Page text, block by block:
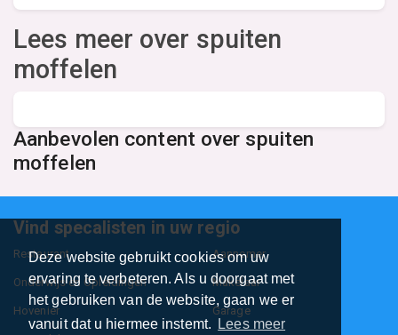
Deze website gebruikt cookies om uw
ervaring te verbeteren. Als u doorgaat met
het gebruiken van de website, gaan we er
vanuit dat u hiermee instemt.
Lees meer
Lees meer over spuiten
moffelen
Aanbevolen content over spuiten
moffelen
Vind specalisten in uw regio
Restaurant Aannemer
Onderwijs en Opleidingen Makelaar
Hovenier Garage